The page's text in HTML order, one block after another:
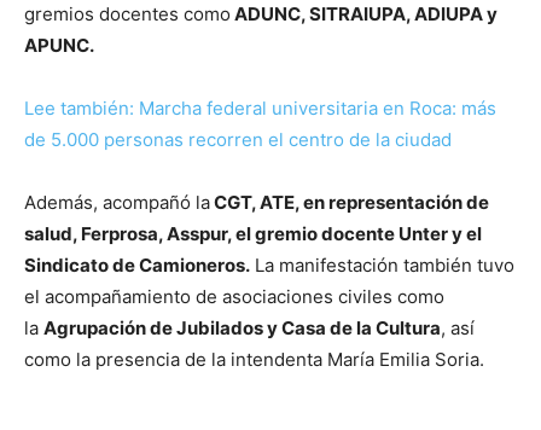
gremios docentes como ADUNC, SITRAIUPA, ADIUPA y
APUNC.
Lee también: Marcha federal universitaria en Roca: más
de 5.000 personas recorren el centro de la ciudad
Además, acompañó laCGT, ATE, en representación de
salud, Ferprosa, Asspur, el gremio docente Unter y el
Sindicato de Camioneros. La manifestación también tuvo
el acompañamiento de asociaciones civiles como
la Agrupación de Jubilados y Casa de la Cultura, así
como la presencia de la intendenta María Emilia Soria.